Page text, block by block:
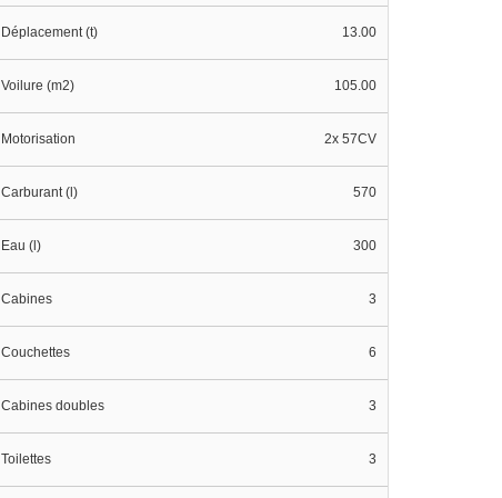
Déplacement (t) 13.00
Voilure (m2) 105.00
Motorisation 2x 57CV
Carburant (l) 570
Eau (l) 300
Cabines 3
Couchettes 6
Cabines doubles 3
Toilettes 3